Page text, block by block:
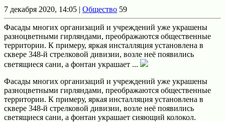
7 декабря 2020, 14:05 | Общество 59
Фасады многих организаций и учреждений уже украшены
разноцветными гирляндами, преображаются общественные
территории. К примеру, яркая инсталляция установлена в
сквере 348-й стрелковой дивизии, возле неё появились
светящиеся сани, а фонтан украшает ...
Фасады многих организаций и учреждений уже украшены
разноцветными гирляндами, преображаются общественные
территории. К примеру, яркая инсталляция установлена в
сквере 348-й стрелковой дивизии, возле неё появились
светящиеся сани, а фонтан украшает сияющий колокол.